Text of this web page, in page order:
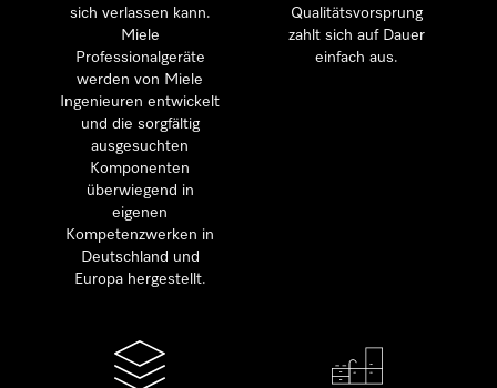
sich verlassen kann.
Miele
Professionalgeräte
werden von Miele
Ingenieuren entwickelt
und die sorgfältig
ausgesuchten
Komponenten
überwiegend in
eigenen
Kompetenzwerken in
Deutschland und
Europa hergestellt.
Qualitätsvorsprung
zahlt sich auf Dauer
einfach aus.